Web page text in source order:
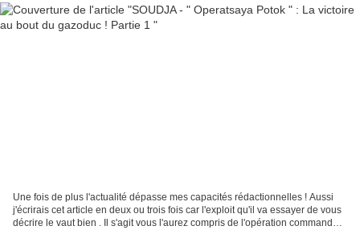
Une fois de plus l'actualité dépasse mes capacités rédactionnelles ! Aussi
j'écrirais cet article en deux ou trois fois car l'exploit qu'il va essayer de vous
décrire le vaut bien . Il s'agit vous l'aurez compris de l'opération commando